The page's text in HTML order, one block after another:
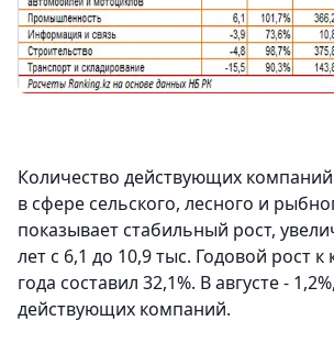
Количество действующих
в сфере сельского, лесного и
показывает стабильный рост,
лет с 6,1 до 10,9 тыс. Годовой рост
года составил 32,1%. В августе -
действующих компаний.